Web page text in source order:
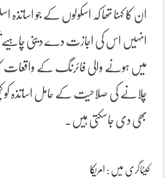
ان کا کہنا تھا کہ اسکولوں کے جو اساتذہ
انہیں اس کی اجازت دے دینی چاہیے
میں ہونے والی فائرنگ کے واقعات کا
چلانے کی صلاحیت کے حامل اساتذہ کو
بھی دی جاسکتی ہیں۔
کیٹاگری میں : امریکا